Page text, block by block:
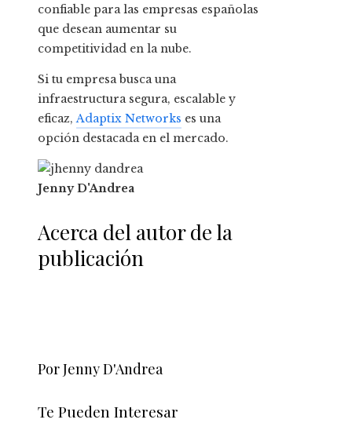
confiable para las empresas españolas
que desean aumentar su
competitividad en la nube.
Si tu empresa busca una
infraestructura segura, escalable y
eficaz,Adaptix Networks es una
opción destacada en el mercado.
Jenny D'Andrea
Acerca del autor de la
publicación
Por Jenny D'Andrea
Te Pueden Interesar